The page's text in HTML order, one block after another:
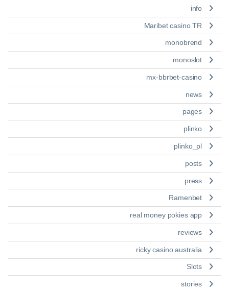
info
Maribet casino TR
monobrend
monoslot
mx-bbrbet-casino
news
pages
plinko
plinko_pl
posts
press
Ramenbet
real money pokies app
reviews
ricky casino australia
Slots
stories